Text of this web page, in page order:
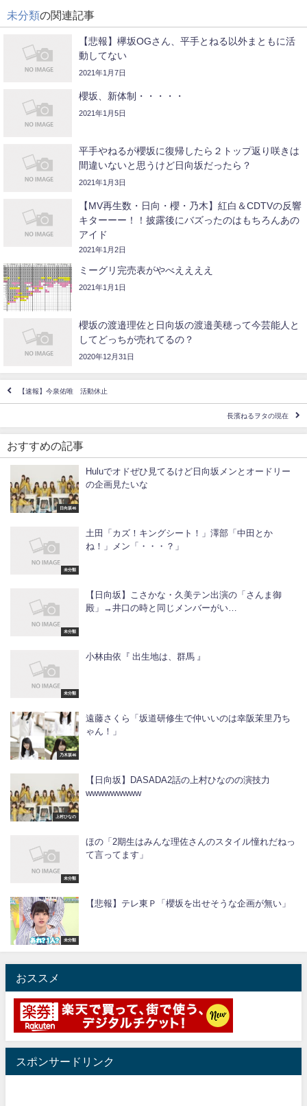
未分類の関連記事
【悲報】欅坂OGさん、平手とねる以外まともに活
動してない
2021年1月7日
櫻坂、新体制・・・・・
2021年1月5日
平手やねるが櫻坂に復帰したら２トップ返り咲きは
間違いないと思うけど日向坂だったら？
2021年1月3日
【MV再生数・日向・櫻・乃木】紅白＆CDTVの反響
キターーー！！披露後にバズったのはもちろんあの
アイド
2021年1月2日
ミーグリ完売表がやべええええ
2021年1月1日
櫻坂の渡邉理佐と日向坂の渡邉美穂って今芸能人と
してどっちが売れてるの？
2020年12月31日
【速報】今泉佑唯 活動休止
長濱ねるヲタの現在
おすすめの記事
日向坂46
Huluでオドぜひ見てるけど日向坂メンとオードリー
の企画見たいな
未分類
土田「カズ！キングシート！」澤部「中田とか
ね！」メン「・・・？」
未分類
【日向坂】こさかな・久美テン出演の「さんま御
殿」→井口の時と同じメンバーがい…
未分類
小林由依『 出生地は、群馬 』
乃木坂46
遠藤さくら「坂道研修生で仲いいのは幸阪茉里乃ち
ゃん！」
上村ひなの
【日向坂】DASADA2話の上村ひなのの演技力
wwwwwwwww
未分類
ほの「2期生はみんな理佐さんのスタイル憧れだねっ
て言ってます」
未分類
【悲報】テレ東Ｐ「櫻坂を出せそうな企画が無い」
おススメ
スポンサードリンク